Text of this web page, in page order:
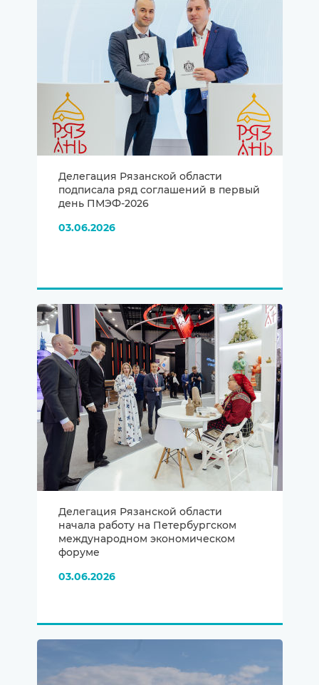
Делегация Рязанской области
подписала ряд соглашений в первый
день ПМЭФ-2026
03.06.2026
Делегация Рязанской области
начала работу на Петербургском
международном экономическом
форуме
03.06.2026